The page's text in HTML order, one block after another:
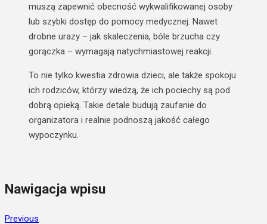
muszą zapewnić obecność wykwalifikowanej osoby
lub szybki dostęp do pomocy medycznej. Nawet
drobne urazy – jak skaleczenia, bóle brzucha czy
gorączka – wymagają natychmiastowej reakcji.
To nie tylko kwestia zdrowia dzieci, ale także spokoju
ich rodziców, którzy wiedzą, że ich pociechy są pod
dobrą opieką. Takie detale budują zaufanie do
organizatora i realnie podnoszą jakość całego
wypoczynku.
Nawigacja wpisu
Previous